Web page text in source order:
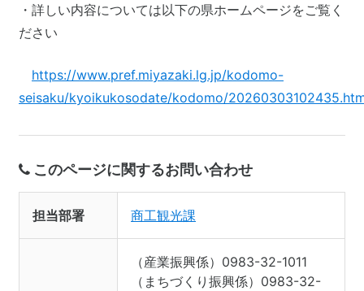
・詳しい内容については以下の県ホームページをご覧く
ださい
https://www.pref.miyazaki.lg.jp/kodomo-
seisaku/kyoikukosodate/kodomo/
このページに関するお問い合わせ
担当部署 商工観光課
（産業振興係）0983-32-1011
（まちづくり振興係）0983-32-